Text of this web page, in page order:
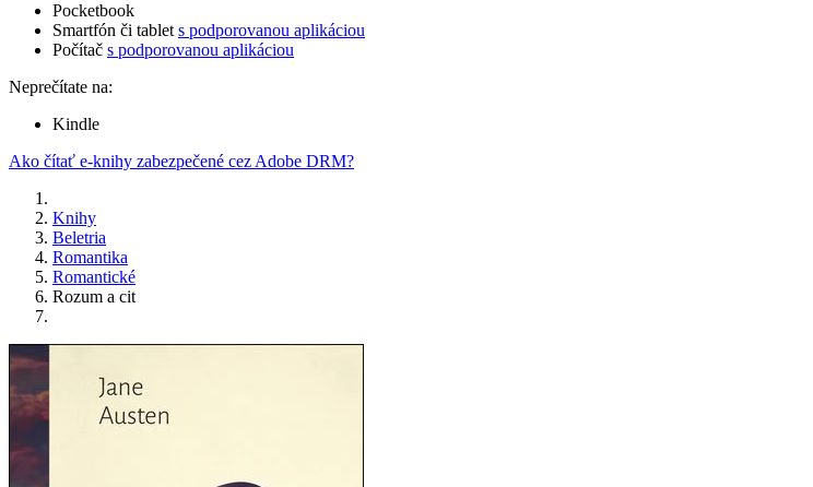
Pocketbook
Smartfón či tablet s podporovanou aplikáciou
Počítač s podporovanou aplikáciou
Neprečítate na:
Kindle
Ako čítať e-knihy zabezpečené cez Adobe DRM?
Knihy
Beletria
Romantika
Romantické
Rozum a cit